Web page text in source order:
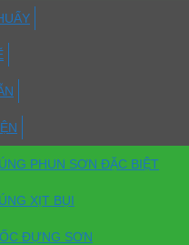
PHUN SƠN ĐẶC BIỆT
XỊT BỤI
ĐỰNG SƠN